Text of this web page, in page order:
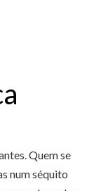
Quem se
num séquito